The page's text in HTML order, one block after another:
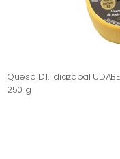
Queso D.I. Idiazabal
250 g